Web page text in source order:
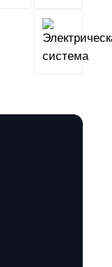
Фильтры